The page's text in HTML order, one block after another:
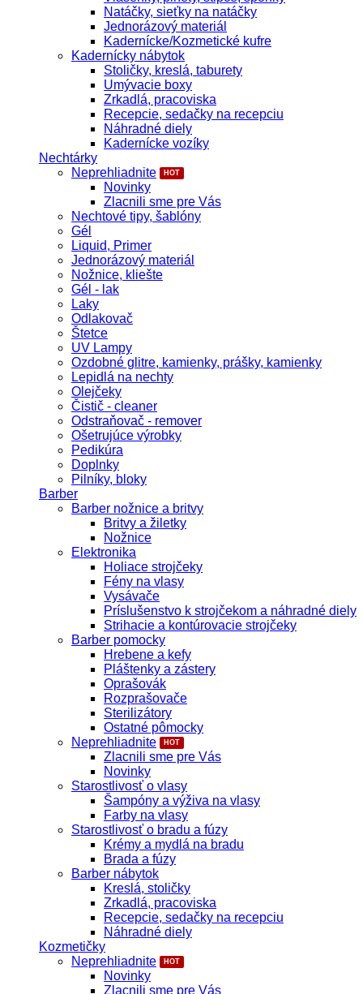
Natáčky, sieťky na natáčky
Jednorázový materiál
Kadernícke/Kozmetické kufre
Kadernícky nábytok
Stoličky, kreslá, taburety
Umývacie boxy
Zrkadlá, pracoviska
Recepcie, sedačky na recepciu
Náhradné diely
Kadernícke vozíky
Nechtárky
Neprehliadnite
Novinky
Zlacnili sme pre Vás
Nechtové tipy, šablóny
Gél
Liquid, Primer
Jednorázový materiál
Nožnice, kliešte
Gél - lak
Laky
Odlakovač
Štetce
UV Lampy
Ozdobné glitre, kamienky, prášky, kamienky
Lepidlá na nechty
Olejčeky
Čistič - cleaner
Odstraňovač - remover
Ošetrujúce výrobky
Pedikúra
Doplnky
Pilníky, bloky
Barber
Barber nožnice a britvy
Britvy a žiletky
Nožnice
Elektronika
Holiace strojčeky
Fény na vlasy
Vysávače
Príslušenstvo k strojčekom a náhradné diely
Strihacie a kontúrovacie strojčeky
Barber pomocky
Hrebene a kefy
Pláštenky a zástery
Oprašovák
Rozprašovače
Sterilizátory
Ostatné pômocky
Neprehliadnite
Zlacnili sme pre Vás
Novinky
Starostlivosť o vlasy
Šampóny a výživa na vlasy
Farby na vlasy
Starostlivosť o bradu a fúzy
Krémy a mydlá na bradu
Brada a fúzy
Barber nábytok
Kreslá, stoličky
Zrkadlá, pracoviska
Recepcie, sedačky na recepciu
Náhradné diely
Kozmetičky
Neprehliadnite
Novinky
Zlacnili sme pre Vás